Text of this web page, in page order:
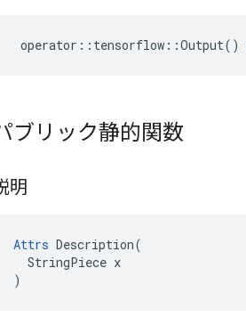
operator :: tensorflow ::Output()
ブリック静的関数
明
Attrs Description(
  StringPiece x
)